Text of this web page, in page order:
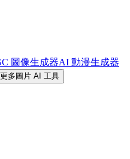
圖像生成器AI 動漫生成器
更多圖片 AI 工具